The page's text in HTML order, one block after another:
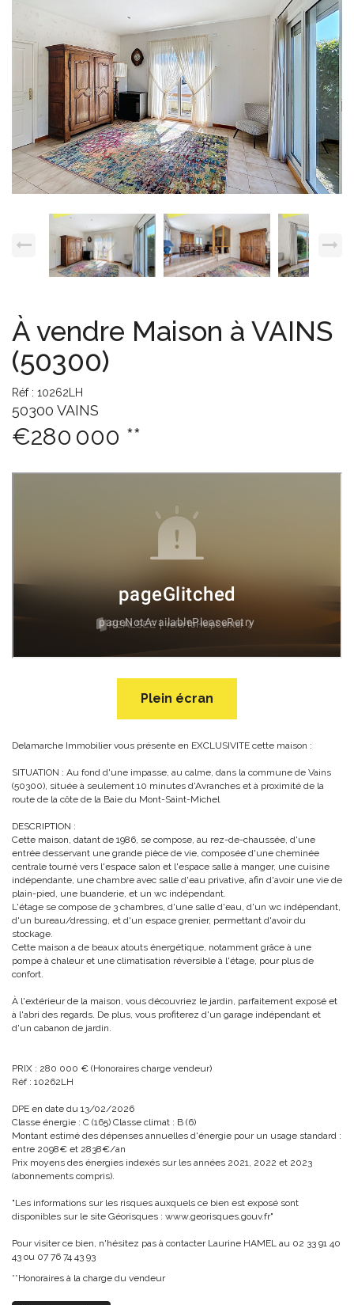
À vendre Maison à VAINS
(50300)
Réf : 10262LH
50300 VAINS
€280 000 **
Plein écran
Delamarche Immobilier vous présente en EXCLUSIVITE cette maison :
SITUATION : Au fond d'une impasse, au calme, dans la commune de Vains
(50300), située à seulement 10 minutes d'Avranches et à proximité de la
route de la côte de la Baie du Mont-Saint-Michel
DESCRIPTION :
Cette maison, datant de 1986, se compose, au rez-de-chaussée, d'une
entrée desservant une grande pièce de vie, composée d'une cheminée
centrale tourné vers l'espace salon et l'espace salle à manger, une cuisine
indépendante, une chambre avec salle d'eau privative, afin d'avoir une vie de
plain-pied, une buanderie, et un wc indépendant.
L'étage se compose de 3 chambres, d'une salle d'eau, d'un wc indépendant,
d'un bureau/dressing, et d'un espace grenier, permettant d'avoir du
stockage.
Cette maison a de beaux atouts énergétique, notamment grâce à une
pompe à chaleur et une climatisation réversible à l'étage, pour plus de
confort.
À l'extérieur de la maison, vous découvriez le jardin, parfaitement exposé et
à l'abri des regards. De plus, vous profiterez d'un garage indépendant et
d'un cabanon de jardin.
PRIX : 280 000 € (Honoraires charge vendeur)
Réf : 10262LH
DPE en date du 13/02/2026
Classe énergie : C (165) Classe climat : B (6)
Montant estimé des dépenses annuelles d'énergie pour un usage standard :
entre 2098€ et 2838€/an
Prix moyens des énergies indexés sur les années 2021, 2022 et 2023
(abonnements compris).
"Les informations sur les risques auxquels ce bien est exposé sont
disponibles sur le site Géorisques : www.georisques.gouv.fr"
Pour visiter ce bien, n'hésitez pas à contacter Laurine HAMEL au 02 33 91 40
43 ou 07 76 74 43 93
**Honoraires à la charge du vendeur